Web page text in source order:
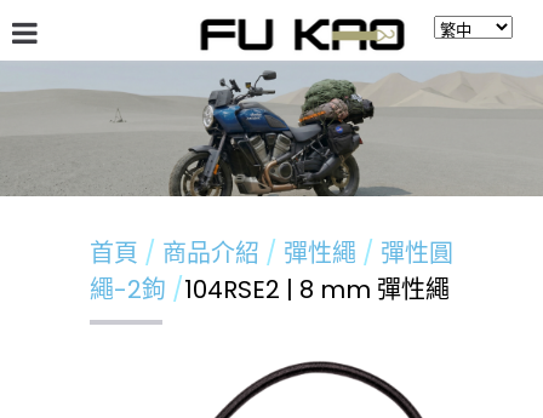
最新消息 留言板
首頁 商品介紹 彈性繩
彈性圓
繩-2鉤
104RSE2 | 8 mm 彈性繩